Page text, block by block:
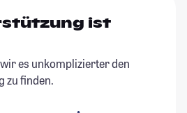
ist
es unkomplizierter den
zu finden.